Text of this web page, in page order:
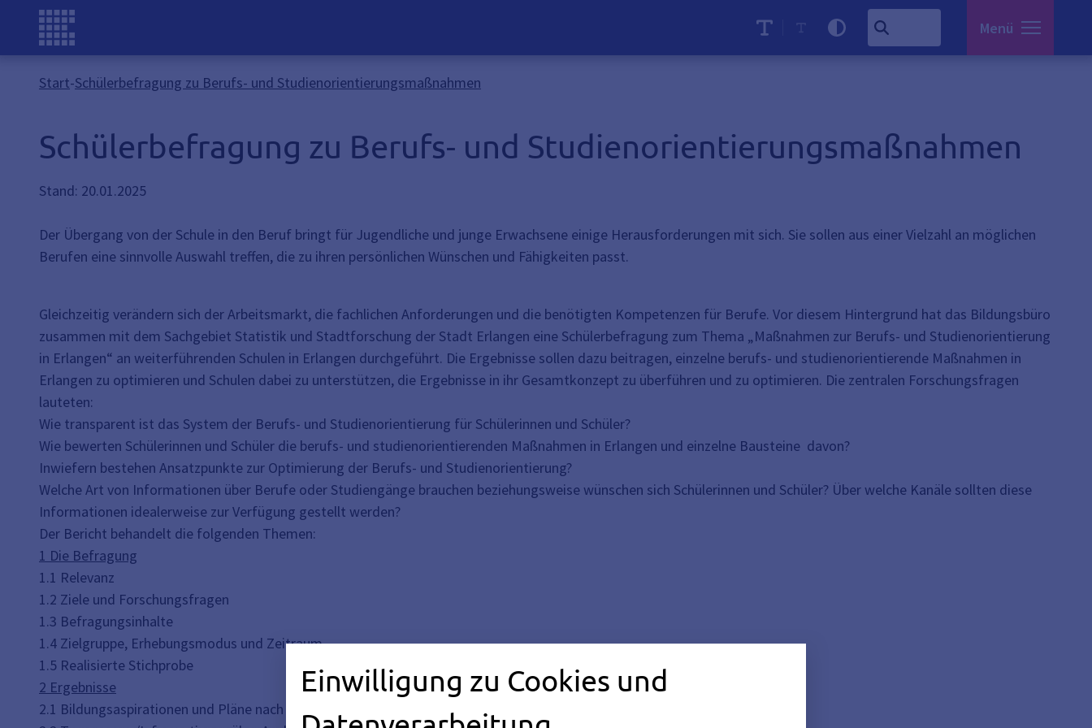
Menü
Start-Schülerbefragung zu Berufs- und Studienorientierungsmaßnahmen
Schülerbefragung zu Berufs- und Studienorientierungsmaßnahmen
Stand: 20.01.2025
Der Übergang von der Schule in den Beruf bringt für Jugendliche und junge Erwachsene einige Herausforderungen mit sich. Sie sollen aus einer Vielzahl an möglichen
Berufen eine sinnvolle Auswahl treffen, die zu ihren persönlichen Wünschen und Fähigkeiten passt.
Gleichzeitig verändern sich der Arbeitsmarkt, die fachlichen Anforderungen und die benötigten Kompetenzen für Berufe. Vor diesem Hintergrund hat das Bildungsbüro
zusammen mit dem Sachgebiet Statistik und Stadtforschung der Stadt Erlangen eine Schülerbefragung zum Thema „Maßnahmen zur Berufs- und Studienorientierung
in Erlangen“ an weiterführenden Schulen in Erlangen durchgeführt. Die Ergebnisse sollen dazu beitragen, einzelne berufs- und studienorientierende Maßnahmen in
Erlangen zu optimieren und Schulen dabei zu unterstützen, die Ergebnisse in ihr Gesamtkonzept zu überführen und zu optimieren. Die zentralen Forschungsfragen
lauteten:
Wie transparent ist das System der Berufs- und Studienorientierung für Schülerinnen und Schüler?
Wie bewerten Schülerinnen und Schüler die berufs- und studienorientierenden Maßnahmen in Erlangen und einzelne Bausteine davon?
Inwiefern bestehen Ansatzpunkte zur Optimierung der Berufs- und Studienorientierung?
Welche Art von Informationen über Berufe oder Studiengänge brauchen beziehungsweise wünschen sich Schülerinnen und Schüler? Über welche Kanäle sollten diese
Informationen idealerweise zur Verfügung gestellt werden?
Der Bericht behandelt die folgenden Themen:
1 Die Befragung
1.1 Relevanz
1.2 Ziele und Forschungsfragen
1.3 Befragungsinhalte
1.4 Zielgruppe, Erhebungsmodus und Zeitraum
1.5 Realisierte Stichprobe
2 Ergebnisse
2.1 Bildungsaspirationen und Pläne nach dem Schulverlassen
Einwilligung zu Cookies und